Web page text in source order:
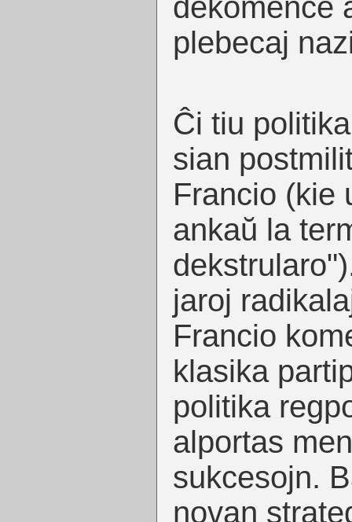
dekomence
plebecaj
Ĉi tiu
sian
Francio (kie
ankaŭ la
jaroj
Francio
klasika
politika
alportas
sukcesojn.
novan